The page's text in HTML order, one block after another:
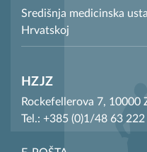
Središnja medicinska
Hrvatskoj
HZJZ
Rockefellerova 7, 10000
Tel.: +385 (0)1/48 63 222